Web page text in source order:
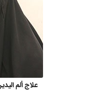
علاج ألم